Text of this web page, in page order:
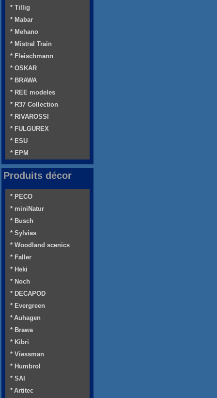
* Tillig
* Mabar
* Mehano
* Mistral Train
* Fleischmann
* OSKAR
* BRAWA
* REE modeles
* R37 Collection
* RIVAROSSI
* FULGUREX
* ESU
* EPM
Produits décor
* PECO
* miniNatur
* Busch
* Sylvias
* Woodland scenics
* Faller
* Heki
* Noch
* DECAPOD
* Evergreen
* Auhagen
* Brawa
* Kibri
* Viessman
* Humbrol
* SAI
* Artitec